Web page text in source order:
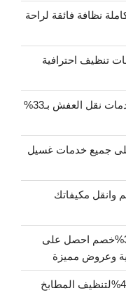
بـ35%حلول متكاملة نظافة فائقة لراحة
خدمات تنظيف احترافية
دينا نقل عفش حي ظهرة لبن..افضل خدمات نقل العفش بـ33%
مكيفات بالرياض بـ40%على جميع خدمات غسيل
بالرياض بـ33%خصم وانقل مكيفاتك
دينا نقل عفش داخل وخارج الرياض بـ30%خصم احصل على
وعروض مميزة
شركة تنظيف مطابخ بالرياض بـ خصم 40%لتنظيف المطابخ